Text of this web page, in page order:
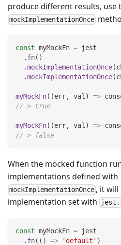
produce different results, use
mockImplementationOnce
const myMockFn = jest
. fn( )
.mockImplementationOnce(
.mockImplementationOnce(
myMockFn( (err, val ) =>
// > true
myMockFn( (err, val ) =>
// > false
When the mocked function
implementations defined with
mockImplementationOnce , it
implementation set with
const myMockFn = jest
. fn( ( ) => 'default' )